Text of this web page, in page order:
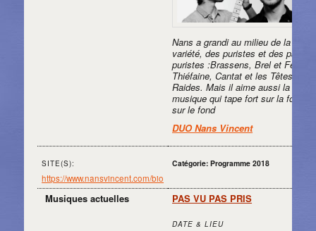
Nans a grandi au milieu de la
variété, des puristes et des pas
puristes :Brassens, Brel et Ferré,
Thiéfaine, Cantat et les Têtes
Raides. Mais il aime aussi la
musique qui tape fort sur la forme
sur le fond
DUO Nans Vincent
SITE(S):
https://www.nansvincent.com/bio
Catégorie: Programme 2018
Musiques actuelles PAS VU PAS PRIS
DATE & LIEU